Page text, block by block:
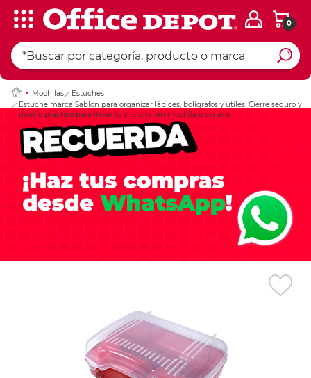
0
Mochilas
Estuches
Estuche marca Sablon para organizar lápices, bolígrafos y útiles. Cierre seguro y
diseño práctico para llevar tu material en mochila o cartera.
Ingresar Codigo